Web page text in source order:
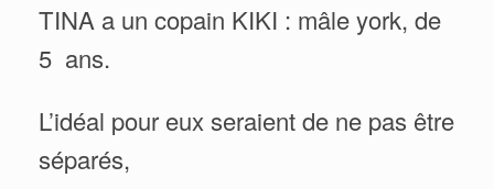
TINA a un copain KIKI : mâle york, de
5 ans.
L’idéal pour eux seraient de ne pas être
séparés,